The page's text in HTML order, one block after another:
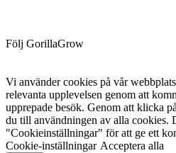
Följ GorillaGrow
Vi använder cookies på vår
relevanta upplevelsen genom att
upprepade besök. Genom att klicka
du till användningen av alla cookies.
"Cookieinställningar" för att ge ett
Cookie-inställningar Acceptera alla